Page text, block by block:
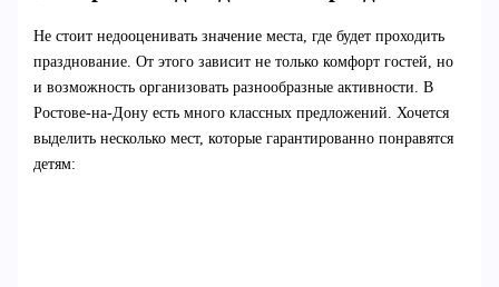
Не стоит недооценивать значение места, где будет проходить
празднование. От этого зависит не только комфорт гостей, но
и возможность организовать разнообразные активности. В
Ростове-на-Дону есть много классных предложений. Хочется
выделить несколько мест, которые гарантированно понравятся
детям: